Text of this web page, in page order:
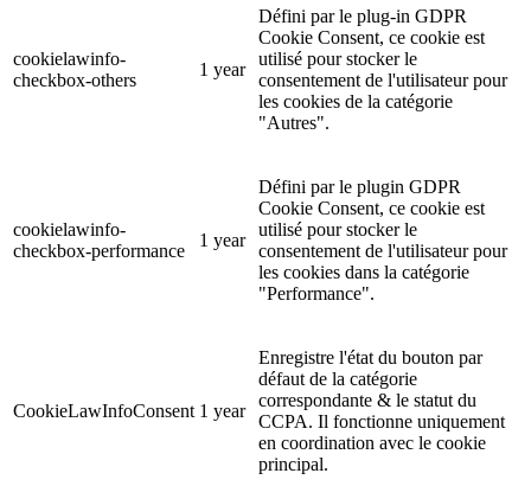
cookielawinfo-
checkbox-others
1 year
Défini par le plug-in GDPR
Cookie Consent, ce cookie est
utilisé pour stocker le
consentement de l'utilisateur pour
les cookies de la catégorie
"Autres".
cookielawinfo-
checkbox-performance
1 year
Défini par le plugin GDPR
Cookie Consent, ce cookie est
utilisé pour stocker le
consentement de l'utilisateur pour
les cookies dans la catégorie
"Performance".
CookieLawInfoConsent 1 year
Enregistre l'état du bouton par
défaut de la catégorie
correspondante & le statut du
CCPA. Il fonctionne uniquement
en coordination avec le cookie
principal.